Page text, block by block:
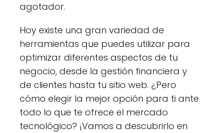
agotador.
Hoy existe una gran variedad de
herramientas que puedes utilizar para
optimizar diferentes aspectos de tu
negocio, desde la gestión financiera y
de clientes hasta tu sitio web. ¿Pero
cómo elegir la mejor opción para ti ante
todo lo que te ofrece el mercado
tecnológico? ¡Vamos a descubrirlo en